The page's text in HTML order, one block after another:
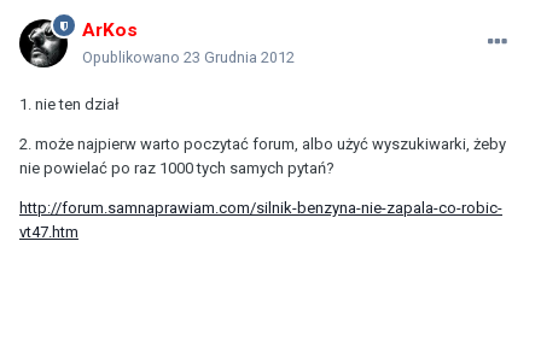
ArKos
Opublikowano 23 Grudnia 2012
1. nie ten dział
2. może najpierw warto poczytać forum, albo użyć wyszukiwarki, żeby
nie powielać po raz 1000 tych samych pytań?
http://forum.samnaprawiam.com/silnik-benzyna-nie-zapala-co-robic-
vt47.htm